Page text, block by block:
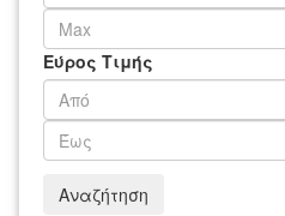
Εύρος Τιμής
Αναζήτηση